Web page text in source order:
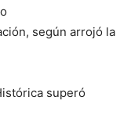
según arrojó la
superó